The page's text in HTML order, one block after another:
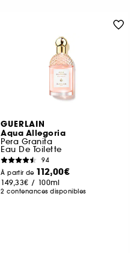
GUERLAIN
Aqua Allegoria
Pera Granita
Eau De Toilette
94
À partir de 112,00€
149,33€ / 100ml
2 contenances disponibles